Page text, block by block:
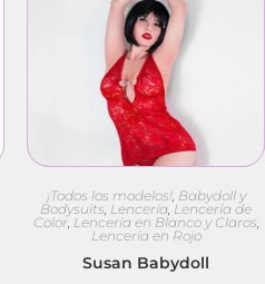
¡Todos los modelos!, Babydoll y
Bodysuits Lencería Lencería de
Color, Lencería en Blanco y Claros
Lencería en Rojo
Susan Babydoll